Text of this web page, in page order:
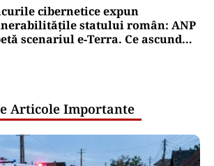
cibernetice expun
statului român: ANP
scenariul e‑Terra. Ce ascund
Articole Importante